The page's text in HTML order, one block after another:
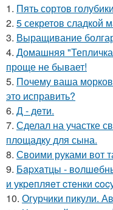
1. Пять сортов
2. 5 секретов сладкой
3. Выращивание
4. Домашняя
проще не бывает!
5. Почему ваша
это исправить?
6. Д - дeти.
7. Сделал на участке
площадку для сына.
8. Своими руками вот
9. Бapхaтцы -
и укpeпляeт cтeнки
10. Огурчики пикули.